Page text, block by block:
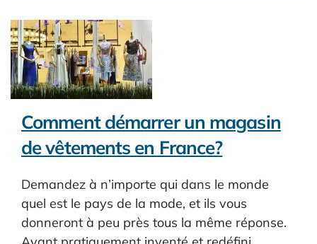
Comment démarrer un magasin
de vêtements en France?
Demandez à n’importe qui dans le monde
quel est le pays de la mode, et ils vous
donneront à peu près tous la même réponse.